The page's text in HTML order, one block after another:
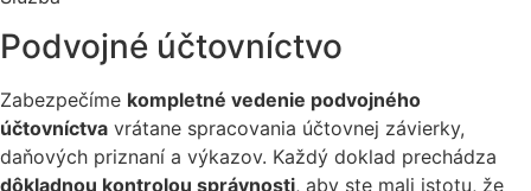
Podvojné účtovníctvo
Zabezpečíme kompletné vedenie podvojného
účtovníctva vrátane spracovania účtovnej závierky,
daňových priznaní a výkazov. Každý doklad prechádza
dôkladnou kontrolou správnosti, aby ste mali istotu, že